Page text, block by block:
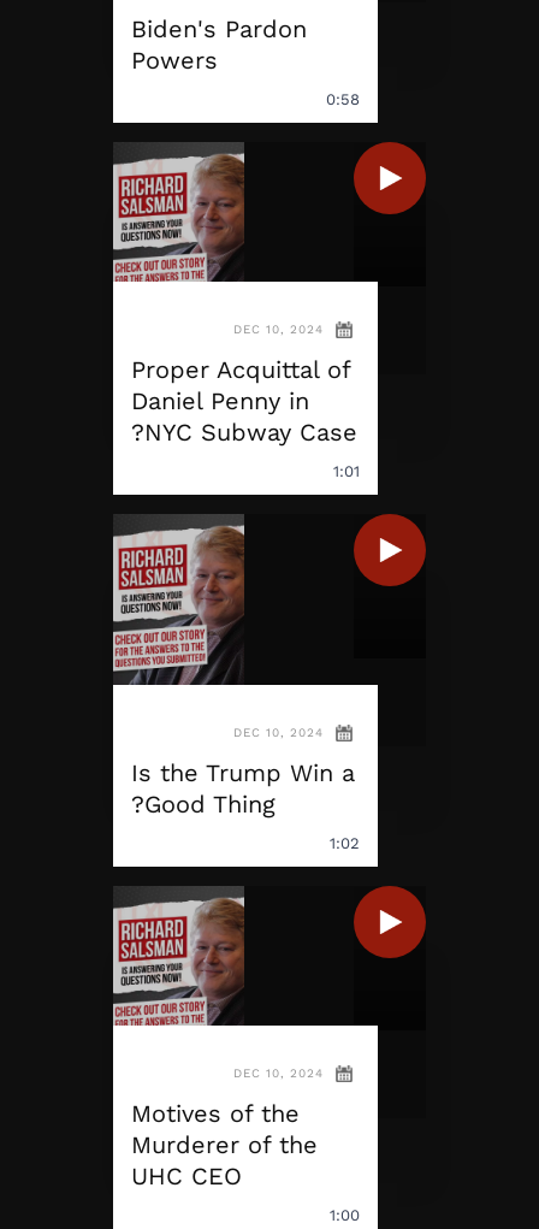
Biden's Pardon
Powers
0:58
DEC 10, 2024
Proper Acquittal of
Daniel Penny in
NYC Subway Case?
1:01
DEC 10, 2024
Is the Trump Win a
Good Thing?
1:02
DEC 10, 2024
Motives of the
Murderer of the
UHC CEO
1:00